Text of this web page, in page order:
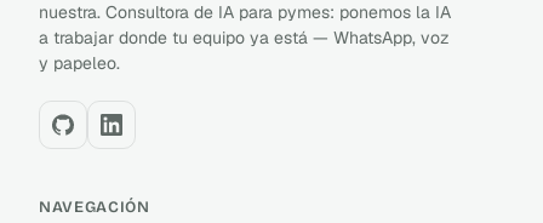
nuestra. Consultora de IA para pymes: ponemos la IA
a trabajar donde tu equipo ya está — WhatsApp, voz
y papeleo.
NAVEGACIÓN